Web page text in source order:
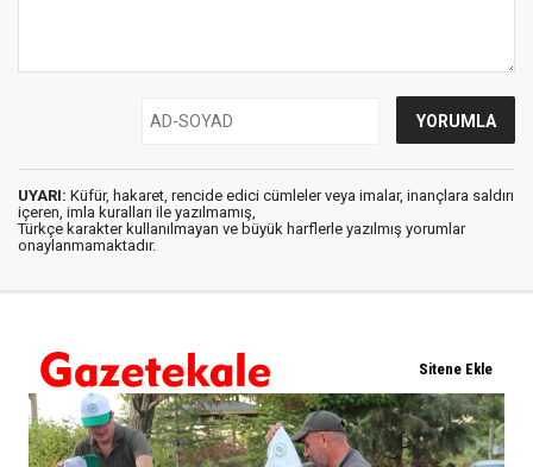
UYARI: Küfür, hakaret, rencide edici cümleler veya imalar, inançlara saldırı
içeren, imla kuralları ile yazılmamış,
Türkçe karakter kullanılmayan ve büyük harflerle yazılmış yorumlar
onaylanmamaktadır.